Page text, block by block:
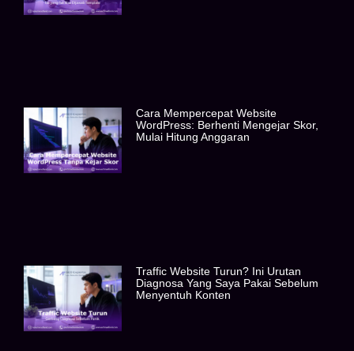
Cara Mempercepat Website
WordPress: Berhenti Mengejar Skor,
Mulai Hitung Anggaran
Traffic Website Turun? Ini Urutan
Diagnosa Yang Saya Pakai Sebelum
Menyentuh Konten